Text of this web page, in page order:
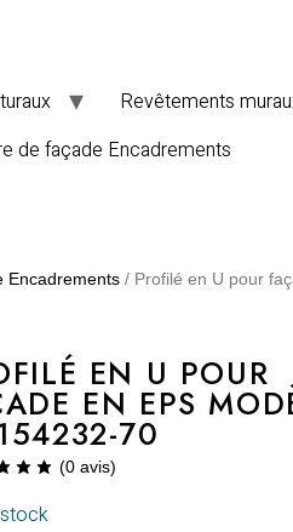
Revêtements
de façade Encadrements
Encadrements / Profilé en U pour
EN U POUR
EN EPS
70
(0avis)